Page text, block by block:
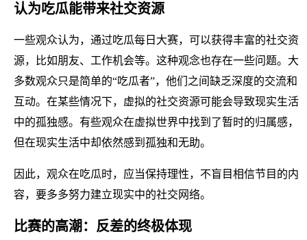
认为吃瓜能带来社交资源
一些观众认为，通过吃瓜每日大赛，可以获得丰富的社交资
源，比如朋友、工作机会等。这种观念也存在一些问题。大
多数观众只是简单的“吃瓜者”，他们之间缺乏深度的交流和
互动。在某些情况下，虚拟的社交资源可能会导致现实生活
中的孤独感。有些观众在虚拟世界中找到了暂时的归属感，
但在现实生活中却依然感到孤独和无助。
因此，观众在吃瓜时，应当保持理性，不盲目相信节目的内
容，要多多努力建立现实中的社交网络。
比赛的高潮：反差的终极体现